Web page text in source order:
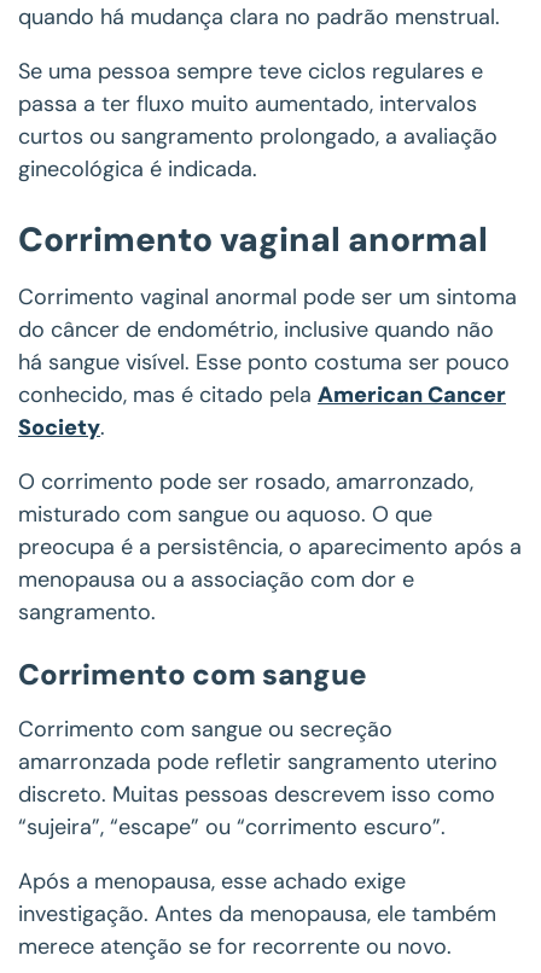
quando há mudança clara no padrão menstrual.
Se uma pessoa sempre teve ciclos regulares e
passa a ter fluxo muito aumentado, intervalos
curtos ou sangramento prolongado, a avaliação
ginecológica é indicada.
Corrimento vaginal anormal
Corrimento vaginal anormal pode ser um sintoma
do câncer de endométrio, inclusive quando não
há sangue visível. Esse ponto costuma ser pouco
conhecido, mas é citado pela American Cancer
Society.
O corrimento pode ser rosado, amarronzado,
misturado com sangue ou aquoso. O que
preocupa é a persistência, o aparecimento após a
menopausa ou a associação com dor e
sangramento.
Corrimento com sangue
Corrimento com sangue ou secreção
amarronzada pode refletir sangramento uterino
discreto. Muitas pessoas descrevem isso como
“sujeira”, “escape” ou “corrimento escuro”.
Após a menopausa, esse achado exige
investigação. Antes da menopausa, ele também
merece atenção se for recorrente ou novo.